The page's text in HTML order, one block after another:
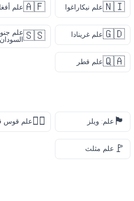
🇳🇮علم نيكاراغوا 🇦🇫علم
🇬🇩علم غرينادا 🇸🇸علم
السودان
🇶🇦علم قطر
🏴󠁧󠁢󠁷󠁬󠁳󠁿 علم: ويلز 🏳️‍🌈علم قوس
🚩 علم مثلث